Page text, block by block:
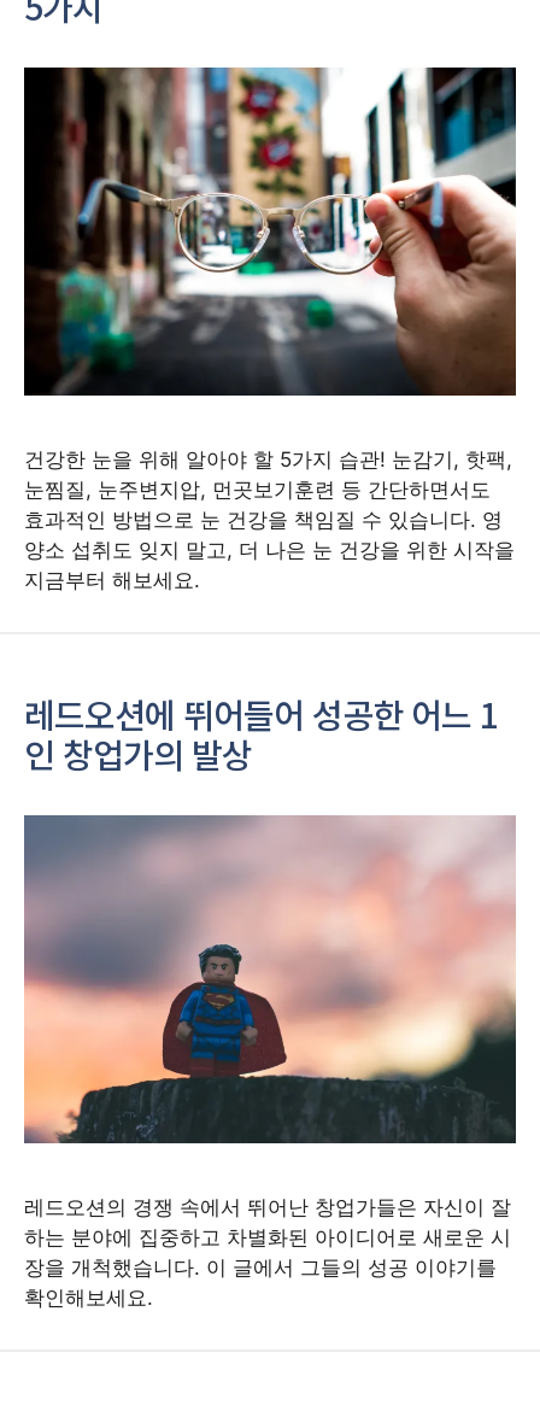
건강한 눈을 위해 알아야 할 5가지 습관! 눈감기, 핫팩,
눈찜질, 눈주변지압, 먼곳보기훈련 등 간단하면서도
효과적인 방법으로 눈 건강을 책임질 수 있습니다. 영
양소 섭취도 잊지 말고, 더 나은 눈 건강을 위한 시작을
지금부터 해보세요.
레드오션에 뛰어들어 성공한 어느 1
인 창업가의 발상
레드오션의 경쟁 속에서 뛰어난 창업가들은 자신이 잘
하는 분야에 집중하고 차별화된 아이디어로 새로운 시
장을 개척했습니다. 이 글에서 그들의 성공 이야기를
확인해보세요.